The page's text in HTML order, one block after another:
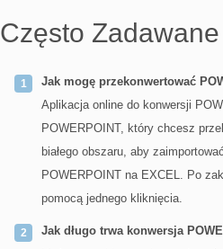
Często
Jak mogę przekonwertować
Aplikacja online do konwersji
POWERPOINT, który chcesz
białego obszaru, aby
POWERPOINT na EXCEL. Po
pomocą jednego kliknięcia.
Jak długo trwa konwersja